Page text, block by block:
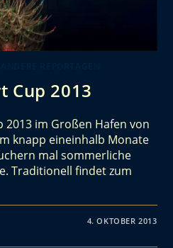
Cup 2013
2013 im Großen Hafen von
knapp eineinhalb Monate
mal sommerliche
Traditionell findet zum
4. OKTOBER 2013